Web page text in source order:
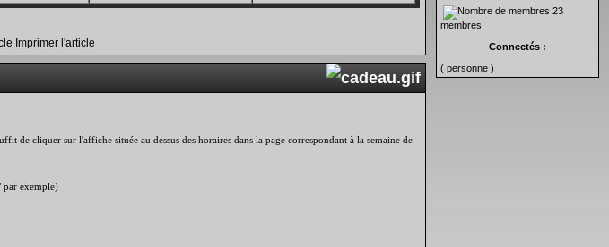
Imprimer l'article
de cliquer sur l'affiche située au dessus des horaires dans la page correspondant à la semaine de
par exemple)
23
membres
Connectés :
( personne )